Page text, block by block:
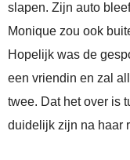
slapen. Zijn auto
Monique zou ook
Hopelijk was de
een vriendin en zal
twee. Dat het over is
duidelijk zijn na haar